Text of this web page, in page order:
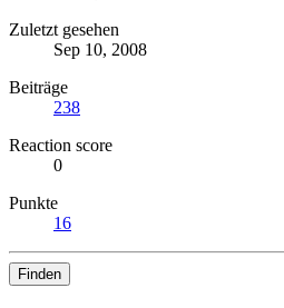
Zuletzt gesehen
Sep 10, 2008
Beiträge
238
Reaction score
0
Punkte
16
Finden